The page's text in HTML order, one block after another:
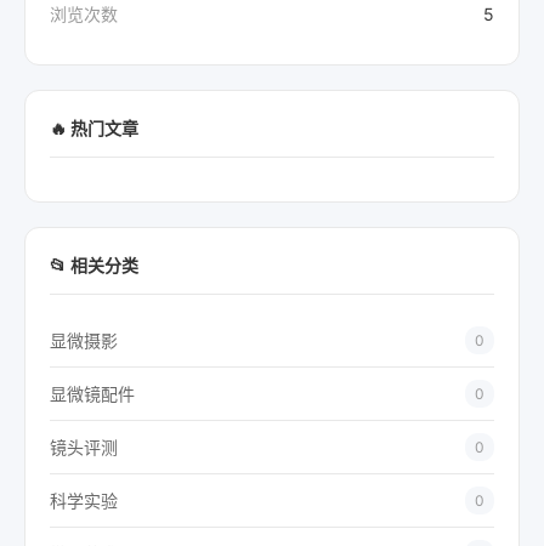
浏览次数 5
🔥 热门文章
📂 相关分类
显微摄影 0
显微镜配件 0
镜头评测 0
科学实验 0